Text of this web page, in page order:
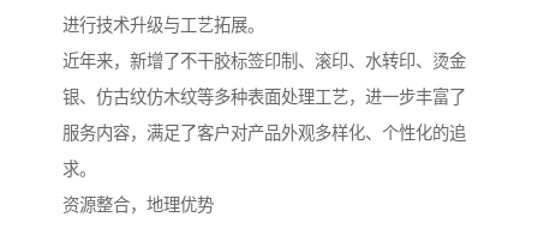
进行技术升级与工艺拓展。
近年来，新增了不干胶标签印制、滚印、水转印、烫金
银、仿古纹仿木纹等多种表面处理工艺，进一步丰富了
服务内容，满足了客户对产品外观多样化、个性化的追
求。
资源整合，地理优势